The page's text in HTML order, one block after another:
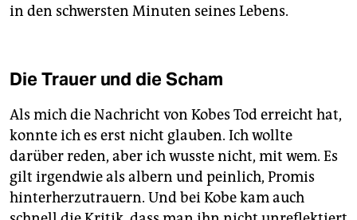
in den schwersten Minuten seines Lebens.
Die Trauer und die Scham
Als mich die Nachricht von Kobes Tod erreicht hat,
konnte ich es erst nicht glauben. Ich wollte
darüber reden, aber ich wusste nicht, mit wem. Es
gilt irgendwie als albern und peinlich, Promis
hinterherzutrauern. Und bei Kobe kam auch